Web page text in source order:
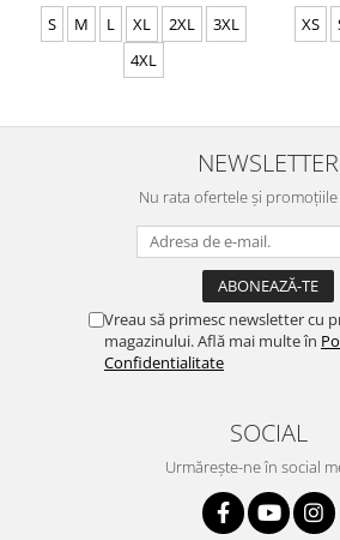
S M L XL 2XL
3XL
4XL
XS
NEWSLETTER
Nu rata ofertele și
Vreau să primesc newsletter cu
magazinului. Află mai multe în
Confidentialitate
SOCIAL
Urmărește-ne în social